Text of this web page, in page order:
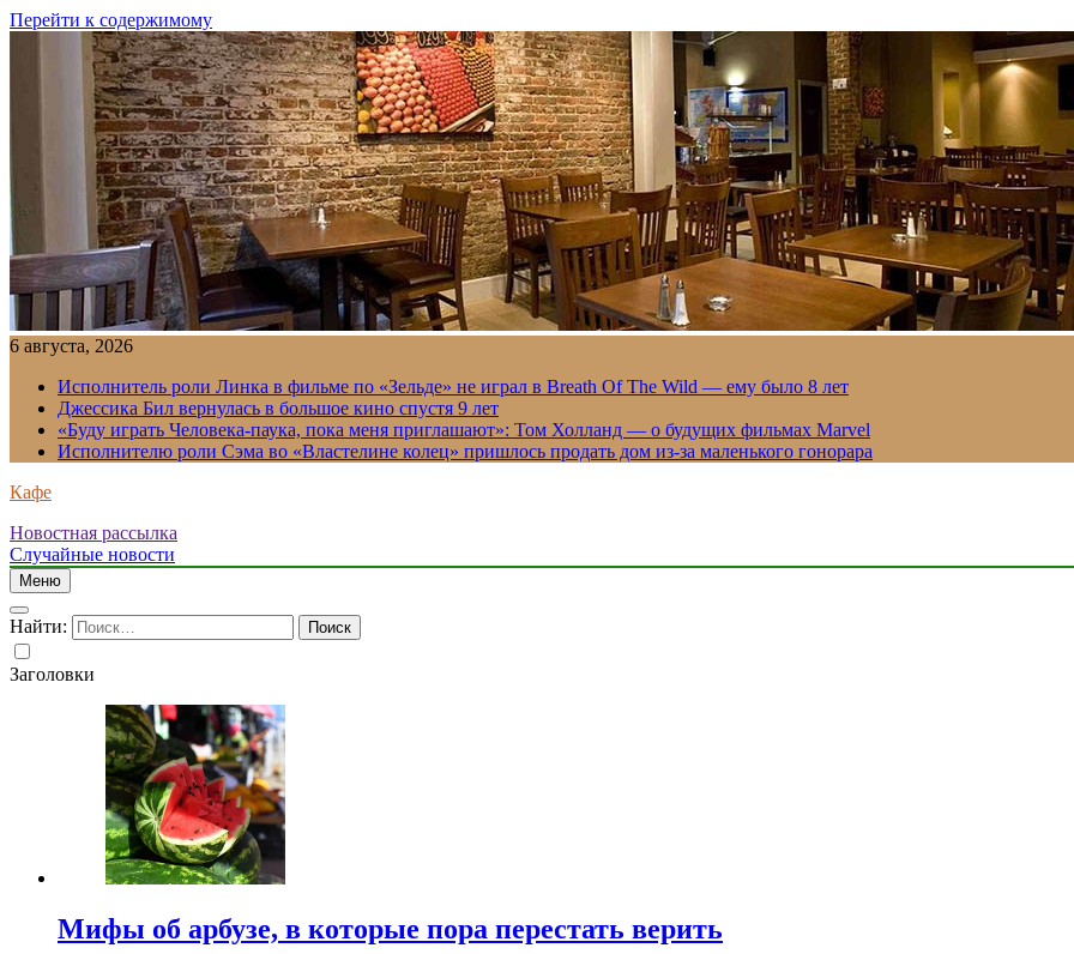
Перейти к содержимому
6 августа, 2026
Исполнитель роли Линка в фильме по «Зельде» не играл в Breath Of The Wild — ему было 8 лет
Джессика Бил вернулась в большое кино спустя 9 лет
«Буду играть Человека-паука, пока меня приглашают»: Том Холланд — о будущих фильмах Marvel
Исполнителю роли Сэма во «Властелине колец» пришлось продать дом из-за маленького гонорара
Кафе
Новостная рассылка
Случайные новости
Меню
Найти:
Заголовки
Мифы об арбузе, в которые пора перестать верить